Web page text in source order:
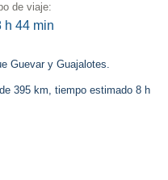
de viaje:
h 44 min
Guevar y Guajalotes.
395 km, tiempo estimado 8 h